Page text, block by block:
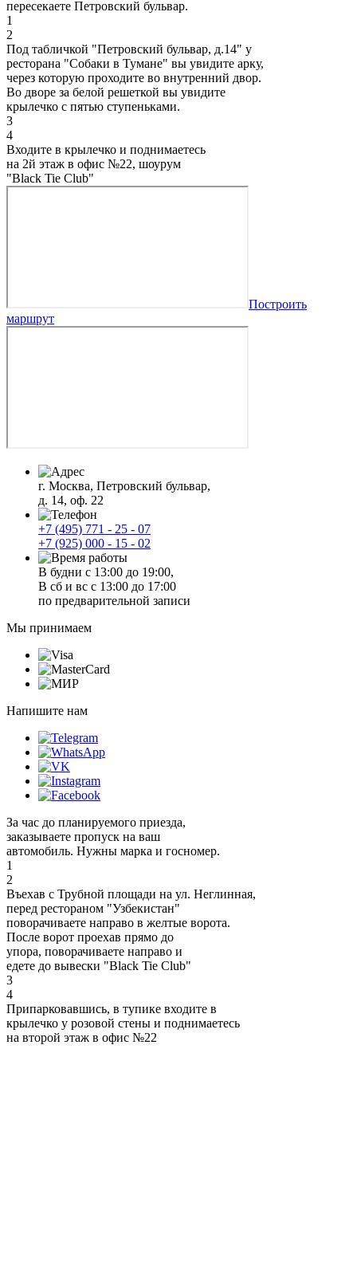
пересекаете Петровский бульвар.
1
2
Под табличкой "Петровский бульвар, д.14" у
ресторана "Собаки в Тумане" вы увидите арку,
через которую проходите во внутренний двор.
Во дворе за белой решеткой вы увидите
крылечко с пятью ступеньками.
3
4
Входите в крылечко и поднимаетесь
на 2й этаж в офис №22, шоурум
"Black Tie Club"
Построить
маршрут
г. Москва, Петровский бульвар,
д. 14, оф. 22
+7 (495) 771 - 25 - 07
+7 (925) 000 - 15 - 02
В будни с 13:00 до 19:00,
В сб и вс с 13:00 до 17:00
по предварительной записи
Мы принимаем
Напишите нам
За час до планируемого приезда,
заказываете пропуск на ваш
автомобиль. Нужны марка и госномер.
1
2
Въехав с Трубной площади на ул. Неглинная,
перед рестораном "Узбекистан"
поворачиваете направо в желтые ворота.
После ворот проехав прямо до
упора, поворачиваете направо и
едете до вывески "Black Tie Club"
3
4
Припарковавшись, в тупике входите в
крылечко у розовой стены и поднимаетесь
на второй этаж в офис №22